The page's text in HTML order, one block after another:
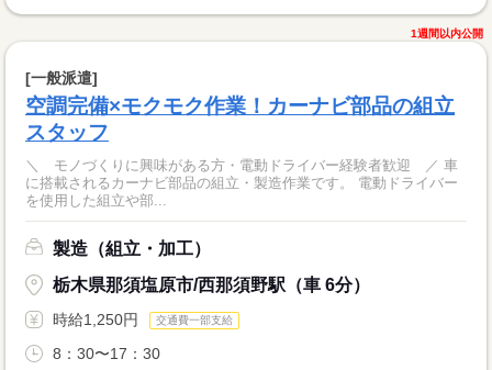
1週間以内公開
[一般派遣]
空調完備×モクモク作業！カーナビ部品の組立
スタッフ
＼ モノづくりに興味がある方・電動ドライバー経験者歓迎 ／ 車
に搭載されるカーナビ部品の組立・製造作業です。 電動ドライバー
を使用した組立や部...
製造（組立・加工）
栃木県那須塩原市/西那須野駅（車 6分）
時給1,250円 交通費一部支給
8：30〜17：30